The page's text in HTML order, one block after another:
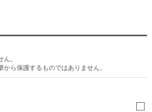
。
から保護するものではありません。